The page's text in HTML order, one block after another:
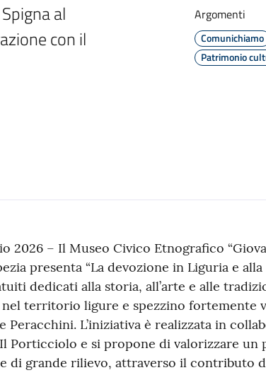
al
con il
Argomenti
Comunichiamo
Patrimonio
2026 – Il Museo Civico Etnografico
presenta “La devozione in Liguria e alla
dedicati alla storia, all’arte e alle
nel territorio ligure e spezzino fortemente
Peracchini. L’iniziativa è realizzata in
Porticciolo e si propone di valorizzare un
di grande rilievo, attraverso il contributo